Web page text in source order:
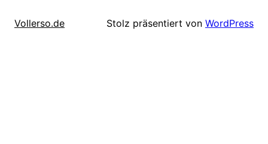
Vollerso.de Stolz präsentiert von WordPress